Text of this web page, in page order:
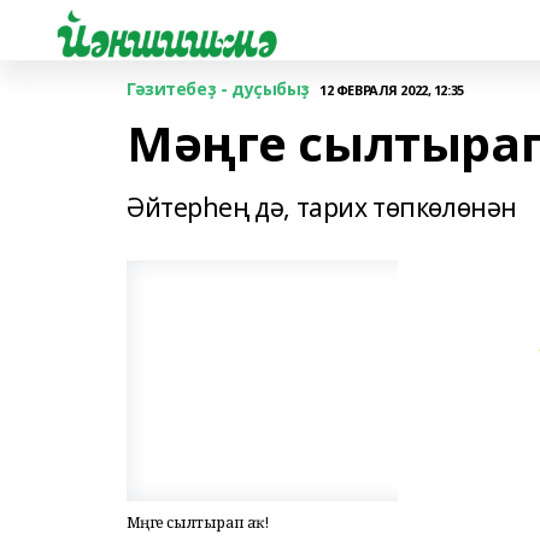
Гәзитебеҙ - дуҫыбыҙ 12 ФЕВРАЛЯ 2022, 12:35
Мәңге
Әйтерһең дә, тарих төпкөлөнән
Мәңге сылтырап аҡ!